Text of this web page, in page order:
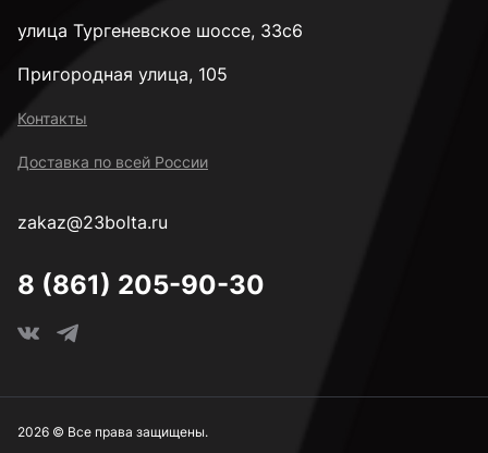
М22
М36
улица Тургеневское шоссе, 33с6
Пригородная улица, 105
Контакты
Доставка по всей России
zakaz@23bolta.ru
8 (861) 205-90-30
2026 © Все права защищены.